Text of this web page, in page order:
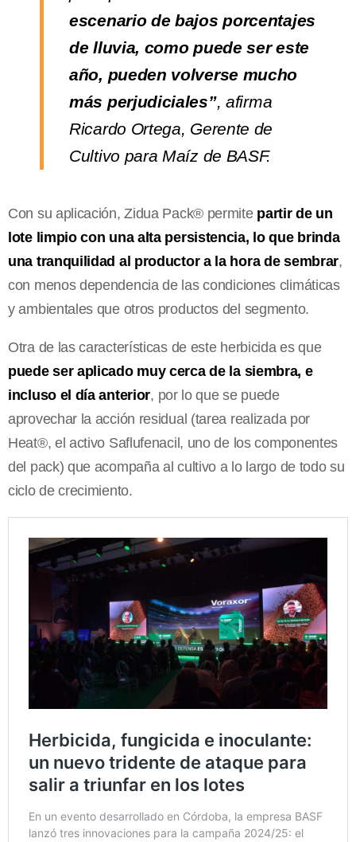
escenario de bajos porcentajes
de lluvia, como puede ser este
año, pueden volverse mucho
más perjudiciales”, afirma
Ricardo Ortega, Gerente de
Cultivo para Maíz de BASF.
Con su aplicación, Zidua Pack® permite partir de un
lote limpio con una alta persistencia, lo que brinda
una tranquilidad al productor a la hora de sembrar,
con menos dependencia de las condiciones climáticas
y ambientales que otros productos del segmento.
Otra de las características de este herbicida es que
puede ser aplicado muy cerca de la siembra, e
incluso el día anterior, por lo que se puede
aprovechar la acción residual (tarea realizada por
Heat®, el activo Saflufenacil, uno de los componentes
del pack) que acompaña al cultivo a lo largo de todo su
ciclo de crecimiento.